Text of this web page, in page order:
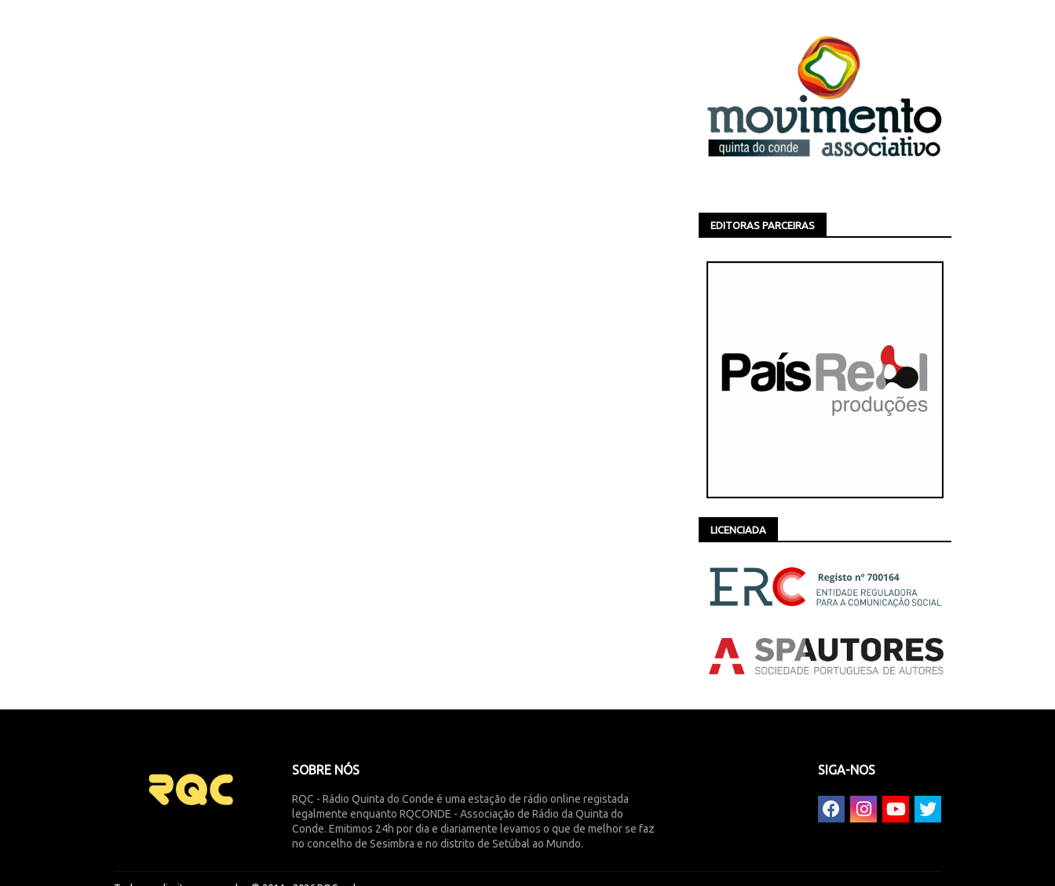
EDITORAS PARCEIRAS
LICENCIADA
SOBRE NÓS
RQC - Rádio Quinta do Conde é uma estação de rádio online registada
legalmente enquanto RQCONDE - Associação de Rádio da Quinta do
Conde. Emitimos 24h por dia e diariamente levamos o que de melhor se faz
no concelho de Sesimbra e no distrito de Setúbal ao Mundo.
SIGA-NOS